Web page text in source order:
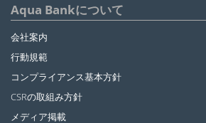
Aqua Bankについて
会社案内
行動規範
コンプライアンス基本方針
CSRの取組み方針
メディア掲載